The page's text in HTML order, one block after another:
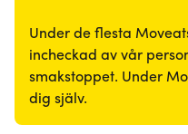
Under de flesta
incheckad av vår
smakstoppet. Under
dig själv.